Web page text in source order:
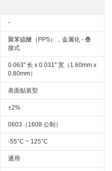
-
聚苯硫醚（PPS），金属化 - 叠
接式
0.063" 长 x 0.031" 宽（1.60mm x
0.80mm）
表面贴装型
±2%
0603（1608 公制）
-55°C ~ 125°C
通用